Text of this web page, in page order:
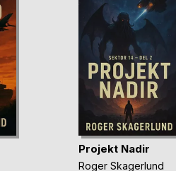
Projekt Nadir
Roger Skagerlund